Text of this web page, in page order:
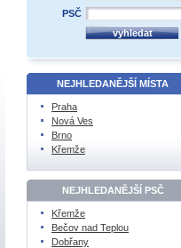
PSČ
NEJHLEDANĚJŠÍ MÍSTA
Praha
Nová Ves
Brno
Křemže
NEJHLEDANĚJŠÍ PSČ
Křemže
Bečov nad Teplou
Dobřany